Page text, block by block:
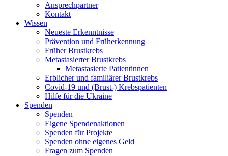
Ansprechpartner
Kontakt
Wissen
Neueste Erkenntnisse
Prävention und Früherkennung
Früher Brustkrebs
Metastasierter Brustkrebs
Metastasierte Patientinnen
Erblicher und familiärer Brustkrebs
Covid-19 und (Brust-) Krebspatienten
Hilfe für die Ukraine
Spenden
Spenden
Eigene Spendenaktionen
Spenden für Projekte
Spenden ohne eigenes Geld
Fragen zum Spenden